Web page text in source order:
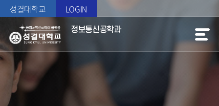
성결대학교 LOGIN
정보통신공학과